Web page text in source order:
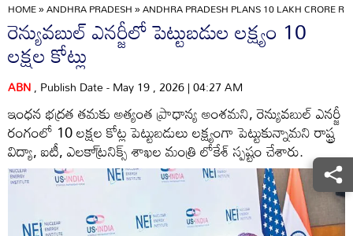
HOME»ANDHRA PRADESH»ANDHRA PRADESH PLANS 10 LAKH CRORE
రెన్యువబుల్‌ ఎనర్జీలో పెట్టుబడుల లక్ష్యం 10
లక్షల కోట్లు
ABN, Publish Date - May 19 , 2026 | 04:27 AM
ఇంధన భద్రత తమకు అత్యంత ప్రాధాన్య అంశమని, రెన్యువబుల్‌ ఎనర్జీ
రంగంలో 10 లక్షల కోట్ల పెట్టుబడులు లక్ష్యంగా పెట్టుకున్నామని రాష్ట్ర
విద్యా, ఐటీ, ఎలకా్ట్రనిక్స్‌ శాఖల మంత్రి లోకేశ్‌ స్పష్టం చేశారు.